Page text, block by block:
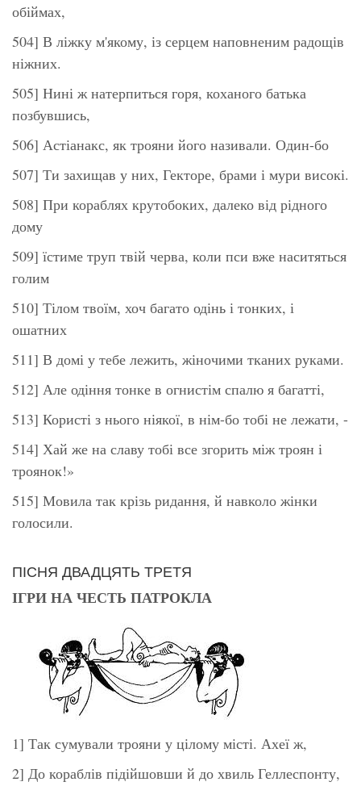
обіймах,
504] В ліжку м'якому, із серцем наповненим радощів
ніжних.
505] Нині ж натерпиться горя, коханого батька
позбувшись,
506] Астіанакс, як трояни його називали. Один-бо
507] Ти захищав у них, Гекторе, брами і мури високі.
508] При кораблях крутобоких, далеко від рідного
дому
509] їстиме труп твій черва, коли пси вже наситяться
голим
510] Тілом твоїм, хоч багато одінь і тонких, і
ошатних
511] В домі у тебе лежить, жіночими тканих руками.
512] Але одіння тонке в огнистім спалю я багатті,
513] Користі з нього ніякої, в нім-бо тобі не лежати, -
514] Хай же на славу тобі все згорить між троян і
троянок!»
515] Мовила так крізь ридання, й навколо жінки
голосили.
ПІСНЯ ДВАДЦЯТЬ ТРЕТЯ
ІГРИ НА ЧЕСТЬ ПАТРОКЛА
1] Так сумували трояни у цілому місті. Ахеї ж,
2] До кораблів підійшовши й до хвиль Геллеспонту,